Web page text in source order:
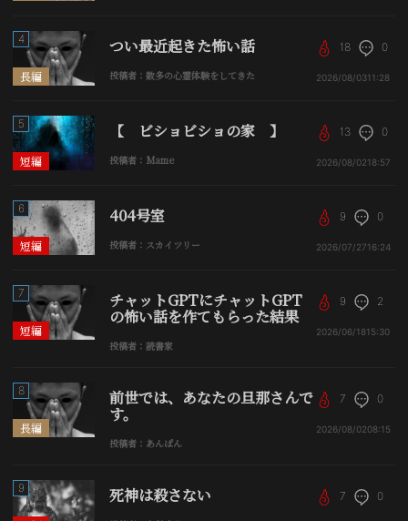
長編
4 つい最近起きた怖い話
投稿者：数多の心霊体験をしてきた
18 0
2026/08/0311:28
短編
5 【 ビショビショの家 】
投稿者：Mame
13 0
2026/08/0218:57
短編
6 404号室
投稿者：スカイツリー
9 0
2026/07/2716:24
短編
7 チャットGPTにチャットGPT
の怖い話を作てもらった結果
投稿者：読書家
9 2
2026/06/1815:30
長編
8 前世では、あなたの旦那さんで
す。
投稿者：あんぱん
7 0
2026/08/0208:15
9 死神は殺さない 7 0